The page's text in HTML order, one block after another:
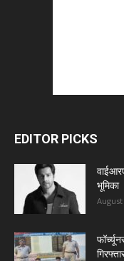
EDITOR PICKS
भूमिका
August